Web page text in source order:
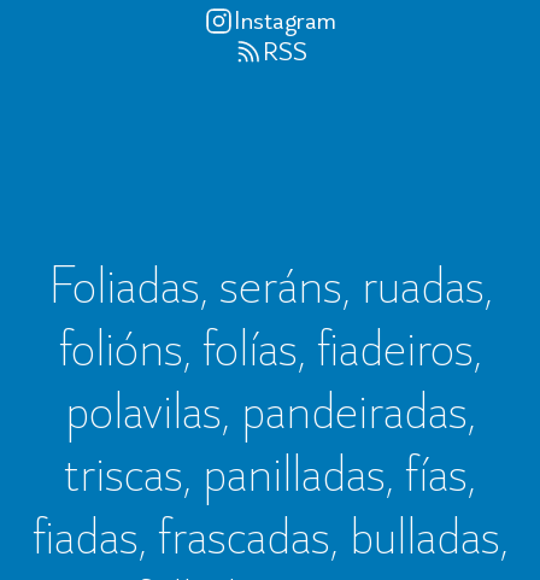
Instagram
RSS
Foliadas, seráns, ruadas,
folións, folías, fiadeiros,
polavilas, pandeiradas,
triscas, panilladas, fías,
fiadas, frascadas, bulladas,